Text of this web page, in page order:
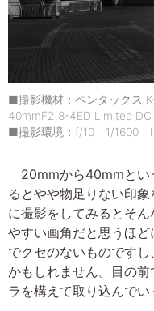
■撮影機材：ペンタックス
40mmF2.8-4ED Limited DC
■撮影環境：f/10 1/1600
20mmから40mmとい
るとやや物足りない印
に撮影をしてみるとそ
やすい画角だと思うほ
でクセのないものです
かもしれません。目の
ラを構えて取り込んでい